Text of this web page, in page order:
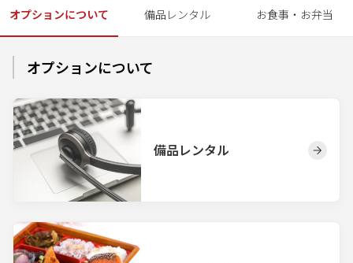
オプションについて 備品レンタル お食事・お弁当
オプションについて
備品レンタル